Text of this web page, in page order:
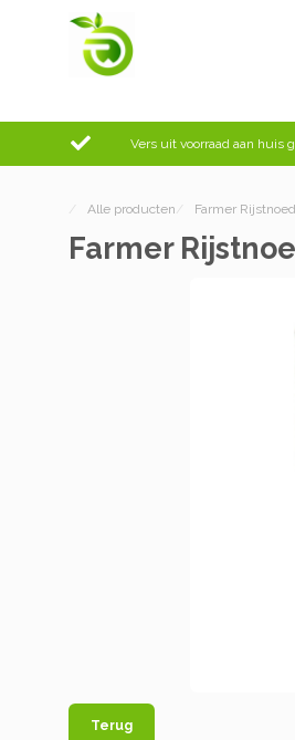
Vers uit voorraad aan huis
/ Alle producten / Farmer
Farmer
Terug